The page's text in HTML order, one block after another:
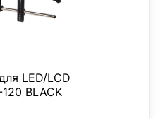
LED/LCD
BLACK